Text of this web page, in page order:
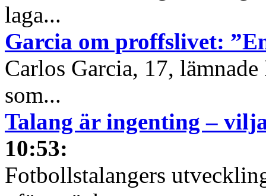
laga...
Garcia om proffslivet:
Carlos Garcia, 17,
som...
Talang är ingenting –
10:53:
Fotbollstalangers